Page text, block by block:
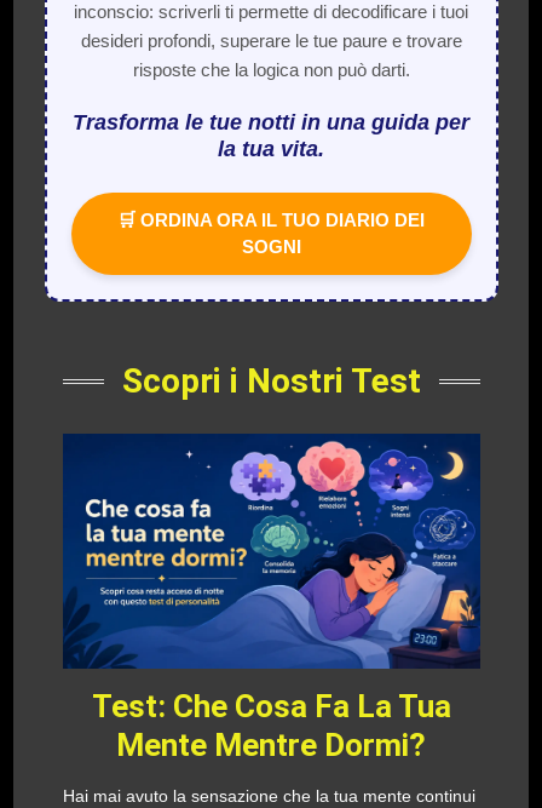
inconscio: scriverli ti permette di decodificare i tuoi
desideri profondi, superare le tue paure e trovare
risposte che la logica non può darti.
Trasforma le tue notti in una guida per
la tua vita.
🛒 ORDINA ORA IL TUO DIARIO DEI
SOGNI
Scopri i Nostri Test
Test: Che Cosa Fa La Tua
Mente Mentre Dormi?
Hai mai avuto la sensazione che la tua mente continui